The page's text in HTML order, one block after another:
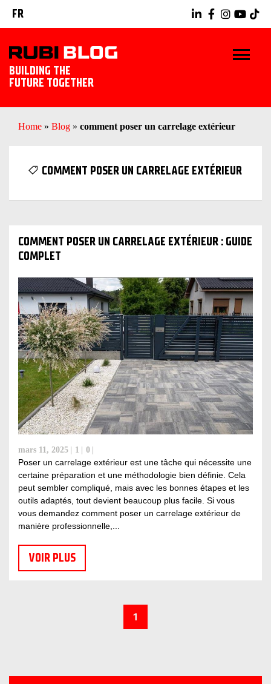
FR
BUILDING THE
FUTURE TOGETHER
BLOG
DÉCOUVREZ RUBI
Home » Blog » comment poser un carrelage extérieur
COMMENT POSER UN CARRELAGE EXTÉRIEUR
COMMENT POSER UN CARRELAGE EXTÉRIEUR : GUIDE
COMPLET
mars 11, 2025 1 0
Poser un carrelage extérieur est une tâche qui nécessite une
certaine préparation et une méthodologie bien définie. Cela
peut sembler compliqué, mais avec les bonnes étapes et les
outils adaptés, tout devient beaucoup plus facile. Si vous
vous demandez comment poser un carrelage extérieur de
manière professionnelle,...
VOIR PLUS
1